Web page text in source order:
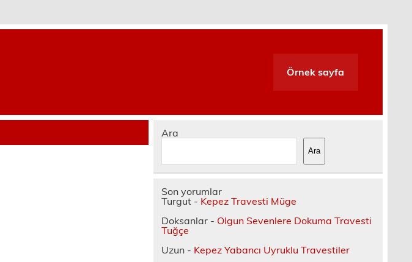
Örnek sayfa
Ara
Ara
Son yorumlar
Turgut - Kepez Travesti Müge
Doksanlar - Olgun Sevenlere Dokuma Travesti
Tuğçe
Uzun - Kepez Yabancı Uyruklu Travestiler